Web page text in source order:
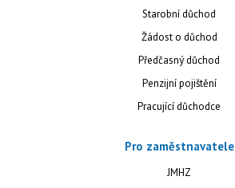
Starobní důchod
Žádost o důchod
Předčasný důchod
Penzijní pojištění
Pracující důchodce
Pro zaměstnavatele
JMHZ